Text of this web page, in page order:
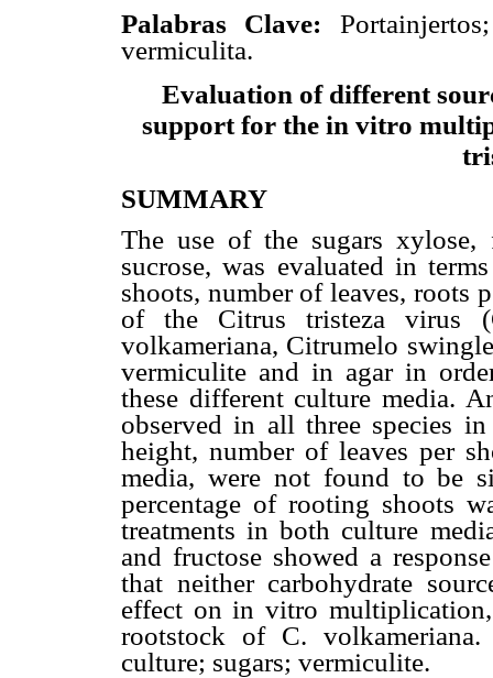
Palabras Clave:
vermiculita.
Evaluation of different
support for the in vitro
SUMMARY
The use of the sugars xylose,
sucrose, was evaluated in
shoots, number of leaves, roots
of the Citrus tristeza virus
volkameriana, Citrumelo
vermiculite and in agar in
these different culture media.
observed in all three species
height, number of leaves per
media, were not found to be
percentage of rooting shoots
treatments in both culture
and fructose showed a
that neither carbohydrate
effect on in vitro
rootstock of C.
culture; sugars; vermiculite.